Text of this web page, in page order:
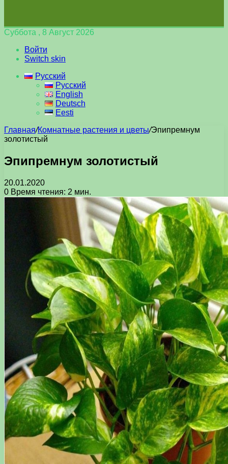
Суббота , 8 Август 2026
Войти
Switch skin
Русский
Русский
English
Deutsch
Eesti
Главная/Комнатные растения и цветы/Эпипремнум
золотистый
Эпипремнум золотистый
20.01.2020
0 Время чтения: 2 мин.